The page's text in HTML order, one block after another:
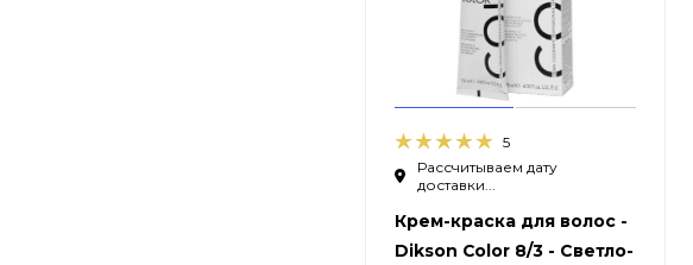
5
Рассчитываем дату
доставки...
Крем-краска для волос -
Dikson Color 8/3 - Светло-